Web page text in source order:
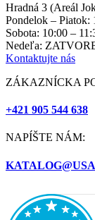
Hradná 3 (Areál
Pondelok – Piatok:
Sobota: 10:00 –
Nedeľa:
Kontaktujte nás
ZÁKAZNÍCKA
+421 905 544 638
NAPÍŠTE NÁM: